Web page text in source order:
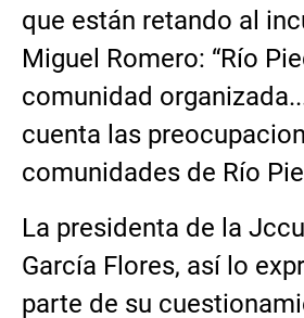
que están retando al
Miguel Romero: “Río
comunidad
cuenta las
comunidades de Río
La presidenta de la
García Flores, así lo
parte de su